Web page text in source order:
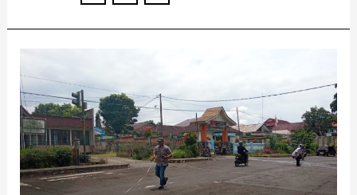
Terbatas,
Perbaikan
Jalan
Sukowati
Curup
Dikerjakan